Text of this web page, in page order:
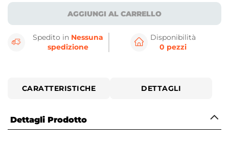
AGGIUNGI AL CARRELLO
Spedito in Nessuna
spedizione
Disponibilità
0 pezzi
CARATTERISTICHE DETTAGLI
Dettagli Prodotto